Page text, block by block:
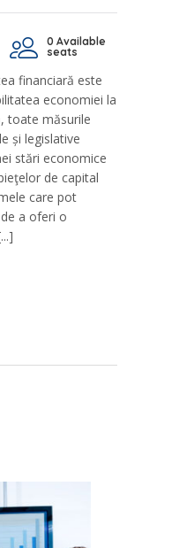
0 Available
seats
financiară este
economiei la
toate măsurile
și legislative
stări economice
de capital
care pot
a oferi o